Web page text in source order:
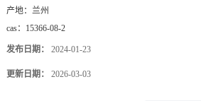
产地： 兰州
cas： 15366-08-2
发布日期： 2024-01-23
更新日期： 2026-03-03